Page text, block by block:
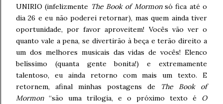
UNIRIO (infelizmente The Book of Mormonsó fica até o
dia 26 e eu não poderei retornar), mas quem ainda tiver
oportunidade, por favor aproveitem! Vocês vão ver o
quanto vale a pena, se divertirão à beça e terão direito a
um dos melhores musicais das vidas de vocês! Elenco
belíssimo (quanta gente bonita!) e extremamente
talentoso, eu ainda retorno com mais um texto. E
retornem, afinal minhas postagens de
The Book of
Mormon“são uma trilogia, e o próximo texto é O